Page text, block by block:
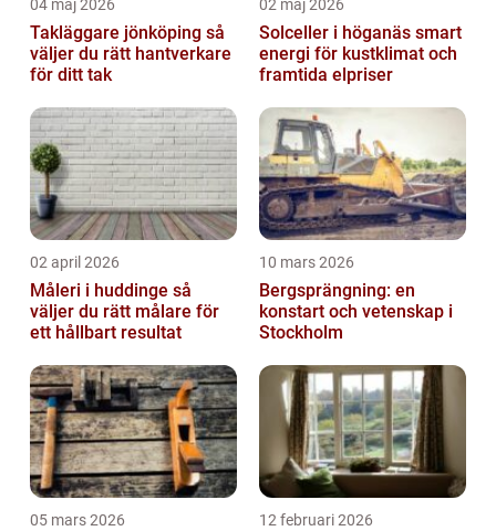
04 maj 2026
Takläggare jönköping så
väljer du rätt hantverkare
för ditt tak
02 maj 2026
Solceller i höganäs smart
energi för kustklimat och
framtida elpriser
02 april 2026
Måleri i huddinge så
väljer du rätt målare för
ett hållbart resultat
10 mars 2026
Bergsprängning: en
konstart och vetenskap i
Stockholm
05 mars 2026 12 februari 2026